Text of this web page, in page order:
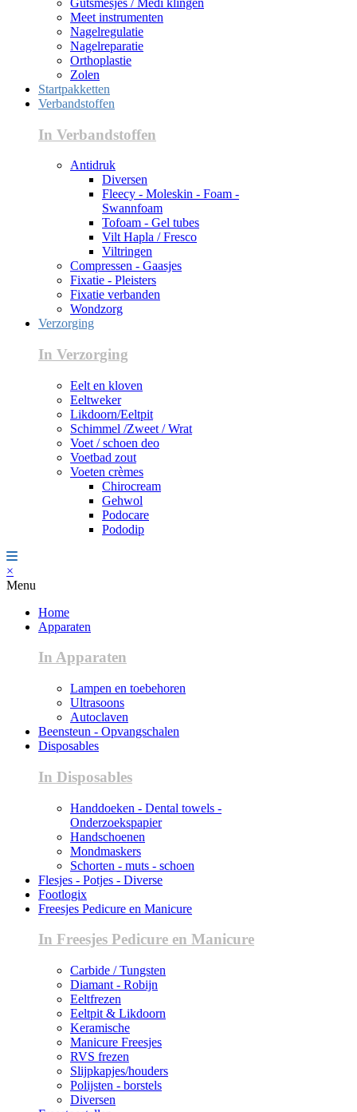
Meet instrumenten
Nagelregulatie
Nagelreparatie
Orthoplastie
Zolen
Startpakketten
Verbandstoffen
In Verbandstoffen
Antidruk
Diversen
Fleecy - Moleskin - Foam -
Swannfoam
Tofoam - Gel tubes
Vilt Hapla / Fresco
Viltringen
Compressen - Gaasjes
Fixatie - Pleisters
Fixatie verbanden
Wondzorg
Verzorging
In Verzorging
Eelt en kloven
Eeltweker
Likdoorn/Eeltpit
Schimmel /Zweet / Wrat
Voet / schoen deo
Voetbad zout
Voeten crèmes
Chirocream
Gehwol
Podocare
Pododip
×
Menu
Home
Apparaten
In Apparaten
Lampen en toebehoren
Ultrasoons
Autoclaven
Beensteun - Opvangschalen
Disposables
In Disposables
Handdoeken - Dental towels -
Onderzoekspapier
Handschoenen
Mondmaskers
Schorten - muts - schoen
Flesjes - Potjes - Diverse
Footlogix
Freesjes Pedicure en Manicure
In Freesjes Pedicure en Manicure
Carbide / Tungsten
Diamant - Robijn
Eeltfrezen
Eeltpit & Likdoorn
Keramische
Manicure Freesjes
RVS frezen
Slijpkapjes/houders
Polijsten - borstels
Diversen